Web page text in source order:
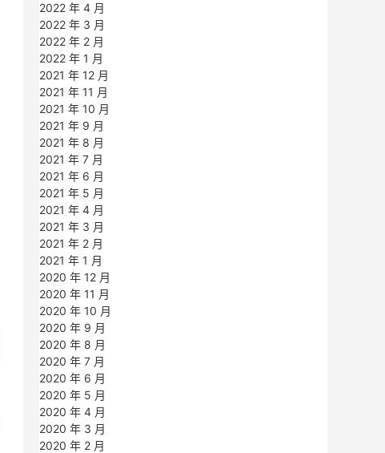
2022 年 4 月
2022 年 3 月
2022 年 2 月
2022 年 1 月
2021 年 12 月
2021 年 11 月
2021 年 10 月
2021 年 9 月
2021 年 8 月
2021 年 7 月
2021 年 6 月
2021 年 5 月
2021 年 4 月
2021 年 3 月
2021 年 2 月
2021 年 1 月
2020 年 12 月
2020 年 11 月
2020 年 10 月
2020 年 9 月
2020 年 8 月
2020 年 7 月
2020 年 6 月
2020 年 5 月
2020 年 4 月
2020 年 3 月
2020 年 2 月